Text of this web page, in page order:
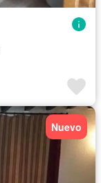
Nuevo